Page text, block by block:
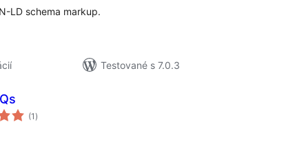
LD schema markup.
Testované s 7.0.3
(1 celkové
hodnotenie
)